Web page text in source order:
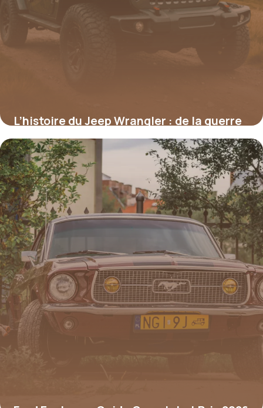
L’histoire du Jeep Wrangler : de la guerre
au symbole tout-terrain
19 mai 2026